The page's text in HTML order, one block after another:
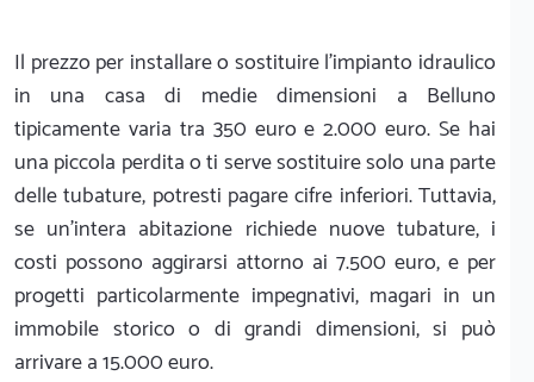
Il prezzo per installare o sostituire l'impianto idraulico
in una casa di medie dimensioni a Belluno
tipicamente varia tra 350 euro e 2.000 euro. Se hai
una piccola perdita o ti serve sostituire solo una parte
delle tubature, potresti pagare cifre inferiori. Tuttavia,
se un'intera abitazione richiede nuove tubature, i
costi possono aggirarsi attorno ai 7.500 euro, e per
progetti particolarmente impegnativi, magari in un
immobile storico o di grandi dimensioni, si può
arrivare a 15.000 euro.